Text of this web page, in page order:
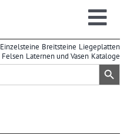
Einzelsteine Breitsteine Liegeplatten
Felsen Laternen und Vasen Kataloge
Search Button